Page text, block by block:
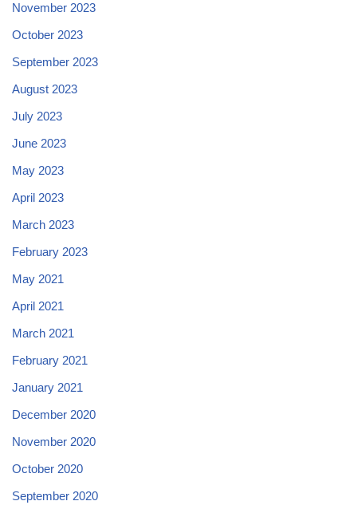
November 2023
October 2023
September 2023
August 2023
July 2023
June 2023
May 2023
April 2023
March 2023
February 2023
May 2021
April 2021
March 2021
February 2021
January 2021
December 2020
November 2020
October 2020
September 2020